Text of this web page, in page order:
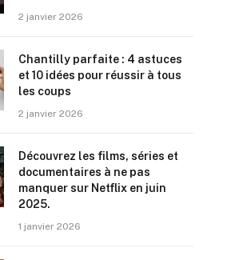
2 janvier 2026
Chantilly parfaite : 4 astuces
et 10 idées pour réussir à tous
les coups
2 janvier 2026
Découvrez les films, séries et
documentaires à ne pas
manquer sur Netflix en juin
2025.
1 janvier 2026